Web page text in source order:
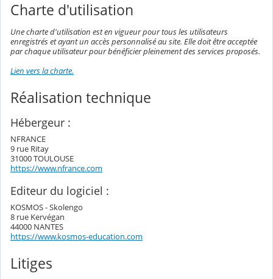
Charte d'utilisation
Une charte d'utilisation est en vigueur pour tous les utilisateurs
enregistrés et ayant un accès personnalisé au site. Elle doit être acceptée
par chaque utilisateur pour bénéficier pleinement des services proposés.
Lien vers la charte.
Réalisation technique
Hébergeur :
NFRANCE
9 rue Ritay
31000 TOULOUSE
https://www.nfrance.com
Editeur du logiciel :
KOSMOS - Skolengo
8 rue Kervégan
44000 NANTES
https://www.kosmos-education.com
Litiges